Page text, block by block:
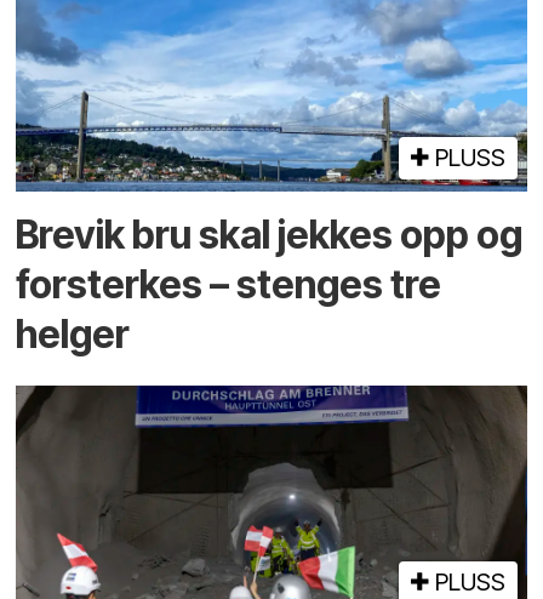
PLUSS
Brevik bru skal jekkes opp og
forsterkes – stenges tre
helger
PLUSS